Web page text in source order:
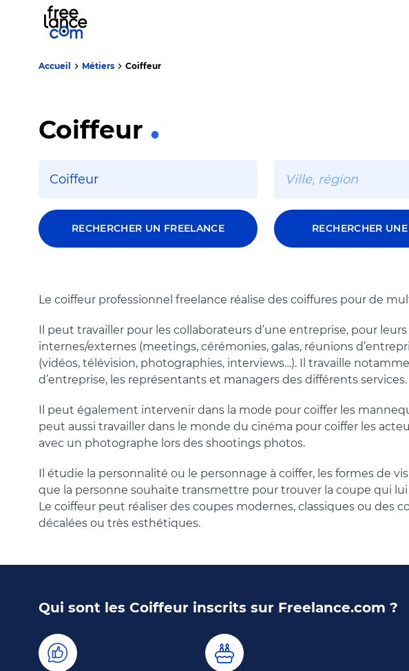
Accueil Métiers Coiffeur
Coiffeur
RECHERCHER UN FREELANCE RECHERCHER
Le coiffeur professionnel freelance réalise des coiffures pour de
Il peut travailler pour les collaborateurs d’une entreprise, pour
internes/externes (meetings, cérémonies, galas, réunions
(vidéos, télévision, photographies, interviews…). Il travaille
d’entreprise, les représentants et managers des différents services.
Il peut également intervenir dans la mode pour coiffer les
peut aussi travailler dans le monde du cinéma pour coiffer les
avec un photographe lors des shootings photos.
Il étudie la personnalité ou le personnage à coiffer, les formes de
que la personne souhaite transmettre pour trouver la coupe qui
Le coiffeur peut réaliser des coupes modernes, classiques ou des
décalées ou très esthétiques.
Qui sont les Coiffeur inscrits sur Freelance.com ?